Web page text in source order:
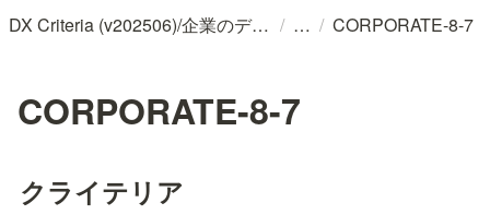
DX Criteria (v202506)/企業のデジタル化とソフトウェア活用のためのガイドライン / / CORPORATE-8-7
CORPORATE-8-7
クライテリア